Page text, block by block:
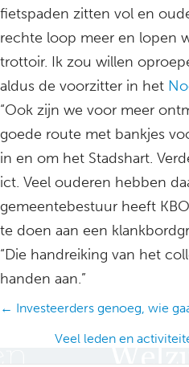
fietspaden zitten vol en
rechte loop meer en lopen
trottoir. Ik zou willen
aldus de voorzitter in het
“Ook zijn we voor meer
goede route met bankjes
in en om het Stadshart.
ict. Veel ouderen hebben
gemeentebestuur heeft
te doen aan een
“Die handreiking van het
handen aan.”
Posts
navigation
← Investeerders genoeg, wie
Veel leden en